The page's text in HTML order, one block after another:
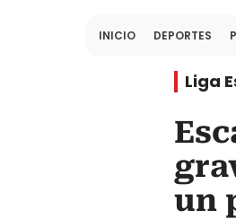
INICIO DEPORTES
Liga
un